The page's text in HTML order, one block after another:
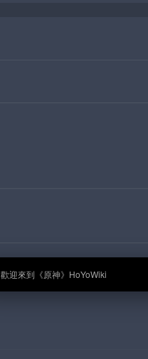
🎉 歡迎來到《原神》HoYoWiki